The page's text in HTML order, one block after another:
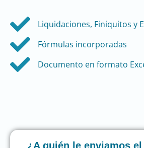
Liquidaciones, Finiquitos y
Fórmulas incorporadas
Documento en formato